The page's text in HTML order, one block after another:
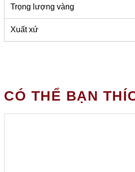
Trọng lượng vàng
Xuất xứ
CÓ THỂ BẠN